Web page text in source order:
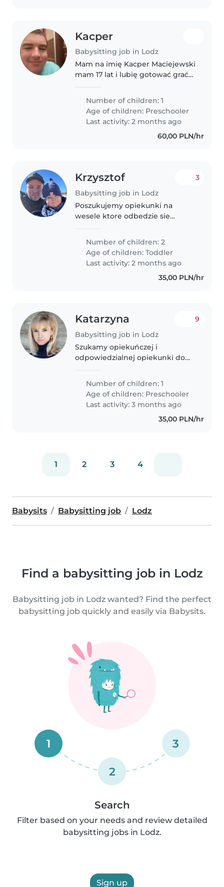
Kacper
Babysitting job in Lodz
Mam na imię Kacper Maciejewski
mam 17 lat i lubię gotować grać
monopoly sprzątać
Number of children: 1
Age of children: Preschooler
Last activity: 2 months ago
60,00 PLN/hr
Krzysztof
Babysitting job in Lodz
3
Poszukujemy opiekunki na
wesele ktore odbedzie sie
Number of children: 2
Age of children:Toddler
Last activity: 2 months ago
35,00 PLN/hr
Katarzyna
Babysitting job in Lodz
9
Szukamy opiekuńczej i
odpowiedzialnej opiekunki do
opiekowała się naszą trzylatką.
Nasza córka to zabawna,
niezależna i inteligentna
dziewczynka, który..
Number of children: 1
Age of children: Preschooler
Last activity: 3 months ago
35,00 PLN/hr
1 2 3 4
Babysits Babysitting job Lodz
Find a babysitting job in Lodz
Babysitting job in Lodz wanted? Find the perfect
babysitting job quickly and easily via Babysits.
1
2
3
Search
Filter based on your needs and review detailed
babysitting jobs in Lodz.
Sign up